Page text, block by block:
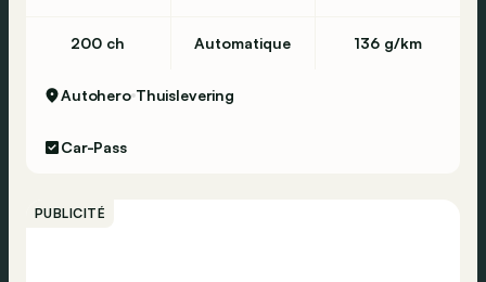
200 ch Automatique 136 g/km
Autohero Thuislevering
Car-Pass
PUBLICITÉ